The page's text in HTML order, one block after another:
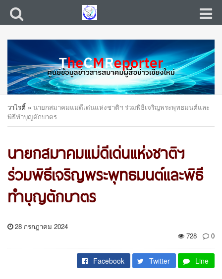
วาไรตี้ » นายกสมาคมแม่ดีเด่นแห่งชาติฯ ร่วมพิธีเจริญพระพุทธมนต์และ
พิธีทำบุญตักบาตร
นายกสมาคมแม่ดีเด่นแห่งชาติฯ
ร่วมพิธีเจริญพระพุทธมนต์และพิธี
ทำบุญตักบาตร
28 กรกฎาคม 2024
728
0
Facebook Twitter Line